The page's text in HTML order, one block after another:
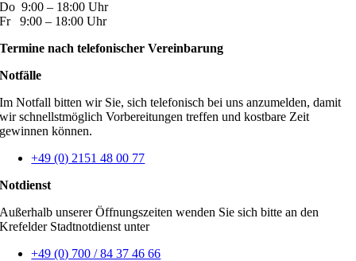
Do 9:00 – 18:00 Uhr
Fr 9:00 – 18:00 Uhr
Termine nach telefonischer Vereinbarung
Notfälle
Im Notfall bitten wir Sie, sich telefonisch bei uns anzumelden, damit
wir schnellstmöglich Vorbereitungen treffen und kostbare Zeit
gewinnen können.
+49 (0) 2151 48 00 77
Notdienst
Außerhalb unserer Öffnungszeiten wenden Sie sich bitte an den
Krefelder Stadtnotdienst unter
+49 (0) 700 / 84 37 46 66